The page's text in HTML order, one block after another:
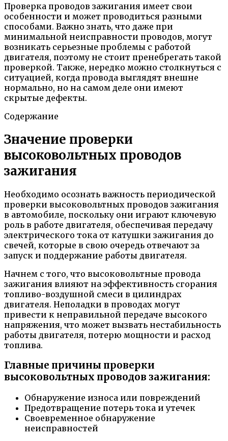
Проверка проводов зажигания имеет свои
особенности и может проводиться разными
способами. Важно знать, что даже при
минимальной неисправности проводов, могут
возникать серьезные проблемы с работой
двигателя, поэтому не стоит пренебрегать такой
проверкой. Также, нередко можно столкнуться с
ситуацией, когда провода выглядят внешне
нормально, но на самом деле они имеют
скрытые дефекты.
Содержание
Значение проверки
высоковольтных проводов
зажигания
Необходимо осознать важность периодической
проверки высоковольтных проводов зажигания
в автомобиле, поскольку они играют ключевую
роль в работе двигателя, обеспечивая передачу
электрического тока от катушки зажигания до
свечей, которые в свою очередь отвечают за
запуск и поддержание работы двигателя.
Начнем с того, что высоковольтные провода
зажигания влияют на эффективность сгорания
топливо-воздушной смеси в цилиндрах
двигателя. Неполадки в проводах могут
привести к неправильной передаче высокого
напряжения, что может вызвать нестабильность
работы двигателя, потерю мощности и расход
топлива.
Главные причины проверки
высоковольтных проводов зажигания:
Обнаружение износа или повреждений
Предотвращение потерь тока и утечек
Своевременное обнаружение
неисправностей